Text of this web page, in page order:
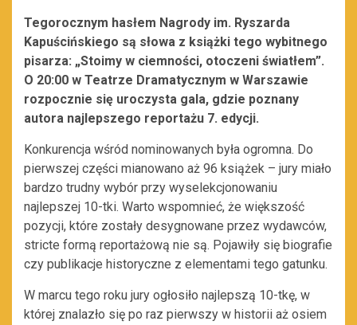
Tegorocznym hasłem Nagrody im. Ryszarda
Kapuścińskiego są słowa z książki tego wybitnego
pisarza: „Stoimy w ciemności, otoczeni światłem”.
O 20:00 w Teatrze Dramatycznym w Warszawie
rozpocznie się uroczysta gala, gdzie poznany
autora najlepszego reportażu 7. edycji.
Konkurencja wśród nominowanych była ogromna. Do
pierwszej części mianowano aż 96 książek – jury miało
bardzo trudny wybór przy wyselekcjonowaniu
najlepszej 10-tki. Warto wspomnieć, że większość
pozycji, które zostały desygnowane przez wydawców,
stricte formą reportażową nie są. Pojawiły się biografie
czy publikacje historyczne z elementami tego gatunku.
W marcu tego roku jury ogłosiło najlepszą 10-tkę, w
której znalazło się po raz pierwszy w historii aż osiem